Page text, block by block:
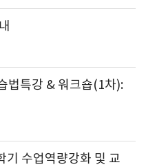
법특강 & 워크숍(1차):
수업역량강화 및 교